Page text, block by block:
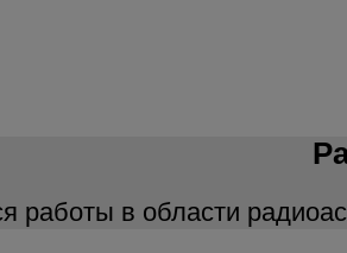
работы в области